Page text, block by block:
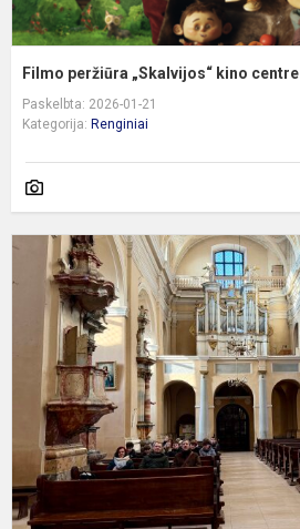
Filmo peržiūra „Skalvijos“ kino centre
Paskelbta: 2026-01-21
Kategorija: Renginiai